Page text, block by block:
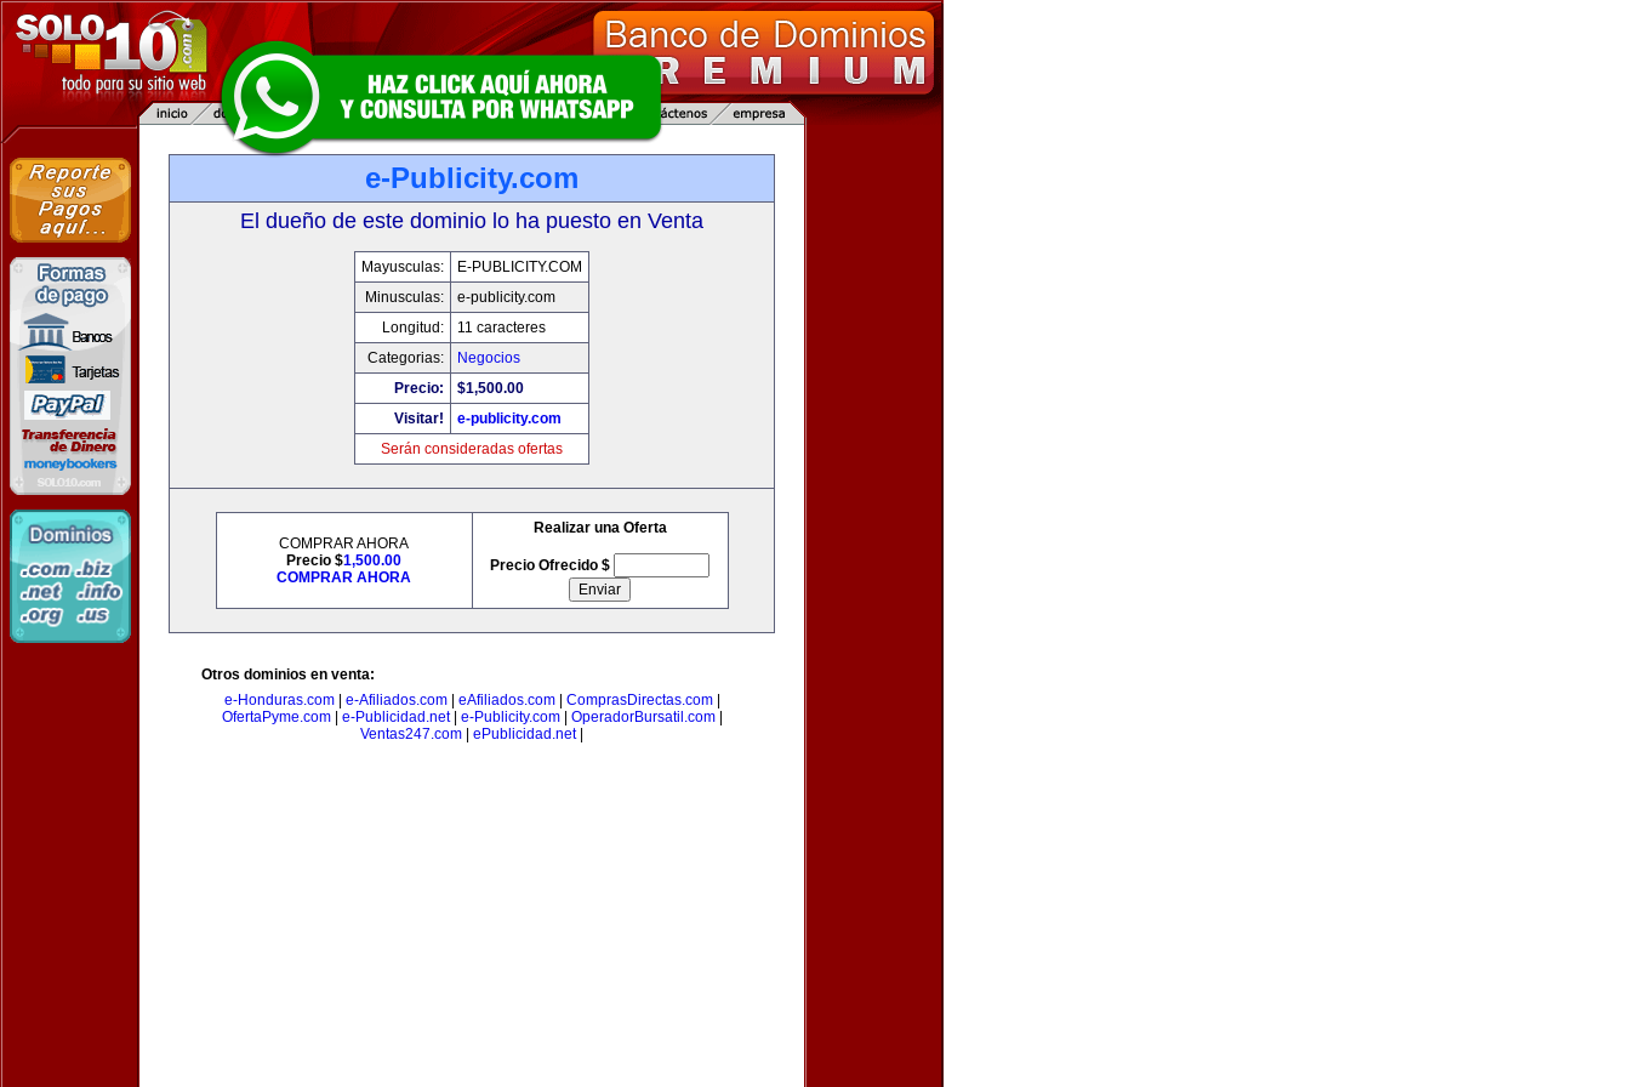
e-Publicity.com
El dueño de este dominio lo ha puesto en Venta
Mayusculas:
E-PUBLICITY.COM
Minusculas:
e-publicity.com
Longitud:
11 caracteres
Categorias:
Negocios
Precio:
$1,500.00
Visitar!
e-publicity.com
Serán consideradas ofertas
COMPRAR AHORA
Precio $1,500.00
COMPRAR AHORA
Realizar una Oferta
Precio Ofrecido $
Otros dominios en venta:
e-Honduras.com| e-Afiliados.com| eAfiliados.com| ComprasDirectas.com|
OfertaPyme.com| e-Publicidad.net| e-Publicity.com| OperadorBursatil.com|
Ventas247.com
ePublicidad.net|